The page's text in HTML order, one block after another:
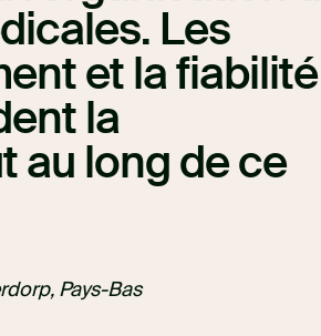
Les
et la fiabilité
la
au long de ce
Pays-Bas